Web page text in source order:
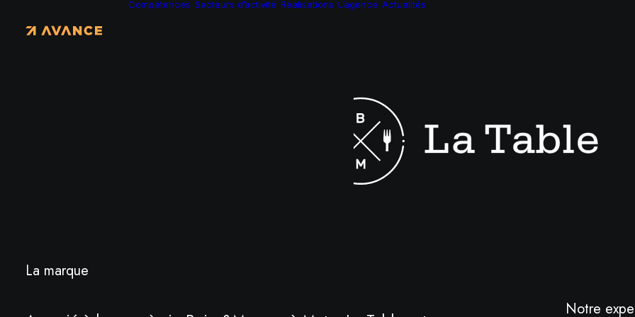
Compétences Secteurs d’activité Réalisations L’agence Actualités
La marque
Notre